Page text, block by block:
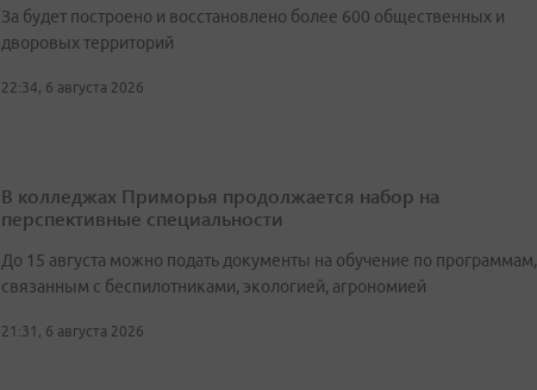
За будет построено и восстановлено более 600 общественных и
дворовых территорий
22:34, 6 августа 2026
В колледжах Приморья продолжается набор на
перспективные специальности
До 15 августа можно подать документы на обучение по программам,
связанным с беспилотниками, экологией, агрономией
21:31, 6 августа 2026